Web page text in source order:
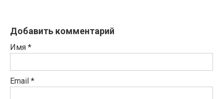
Добавить комментарий
Имя *
Email *